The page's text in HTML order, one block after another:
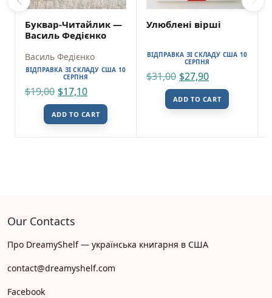
Буквар-Читайлик —
Василь Федієнко
Василь Федієнко
ВІДПРАВКА ЗІ СКЛАДУ США 10
СЕРПНЯ
$19,00 $17,10
ADD TO CART
Улюблені вірші
ВІДПРАВКА ЗІ СКЛАДУ США 10
СЕРПНЯ
$31,00 $27,90
ADD TO CART
Our Contacts
Про DreamyShelf — українська книгарня в США
contact@dreamyshelf.com
Facebook